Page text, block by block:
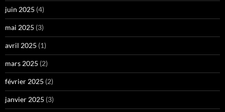
juin 2025 (4)
mai 2025 (3)
avril 2025 (1)
mars 2025 (2)
février 2025 (2)
janvier 2025 (3)